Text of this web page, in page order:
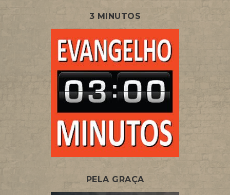
3 MINUTOS
PELA GRAÇA